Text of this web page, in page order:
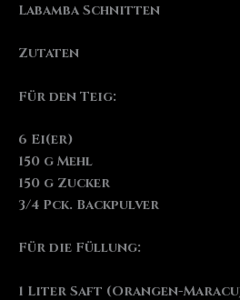
Labamba Schnitten
Zutaten
Für den Teig:
6 Ei(er)
150 g Mehl
150 g Zucker
3/4 Pck. Backpulver
Für die Füllung:
1 Liter Saft (Orangen-